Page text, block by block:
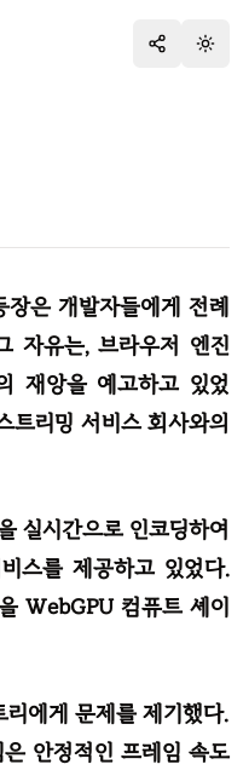
테마
은 개발자들에게 전례
자유는, 브라우저 엔진
재앙을 예고하고 있었
트리밍 서비스 회사와의
실시간으로 인코딩하여
스를 제공하고 있었다.
WebGPU 컴퓨트 셰이
리에게 문제를 제기했다.
안정적인 프레임 속도